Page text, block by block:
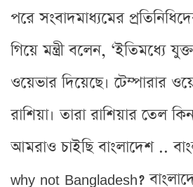
পরে সংবাদমাধ্যমের
গিয়ে মন্ত্রী বলেন, ‘ইতিমধ্যে
ওয়েভার দিয়েছে। টেম্পারার
রাশিয়া। তারা রাশিয়ার তেল
আমরাও চাইছি বাংলাদেশ ..
why not Bangladesh?